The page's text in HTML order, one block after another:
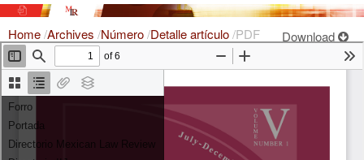
Home/Archives /Número/Detalle artículo/PDF Download